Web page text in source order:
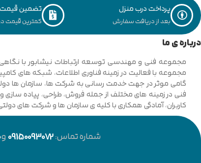
پرداخت درب منزل
بعد از دریافت سفارش
تضمین
کمترین قیمت
درباره ی ما
فنی در زمینه های مختلف از جمله فروش، طراحی، پیاده سازی
کاربران، آمادگی همکاری با کلیه ی سازمان ها و شرکت های
شماره تماس:09150093072و